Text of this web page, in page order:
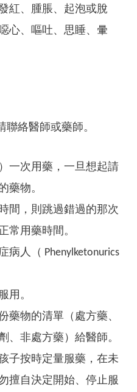
紅、腫脹、起泡或脫
心、嘔吐、思睡、暈
絡醫師或藥師。
一次用藥，一旦想起請
藥物。
間，則跳過錯過的那次
常用藥時間。
病人（ Phenylketonurics
用。
藥物的清單（處方藥、
、非處方藥）給醫師。
子按時定量服藥，在未
擅自決定開始、停止服